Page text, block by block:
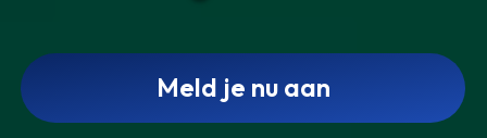
Meld je nu aan